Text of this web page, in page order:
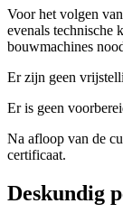
Voor het volgen
evenals technische
bouwmachines
Er zijn geen
Er is geen
Na afloop van de
certificaat.
Deskundig